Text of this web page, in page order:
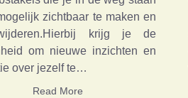
zichtbaar te maken en
krijg je de
om nieuwe inzichten en
over jezelf te…
Read More